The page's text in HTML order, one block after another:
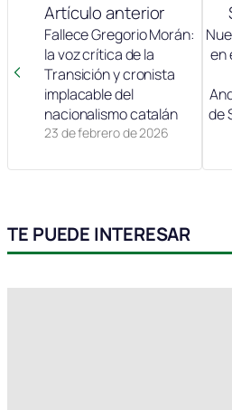
Artículo anterior
23 de febrero de 2026
Fallece Gregorio Morán:
la voz crítica de la
Transición y cronista
implacable del
nacionalismo catalán
en
de
TE PUEDE INTERESAR